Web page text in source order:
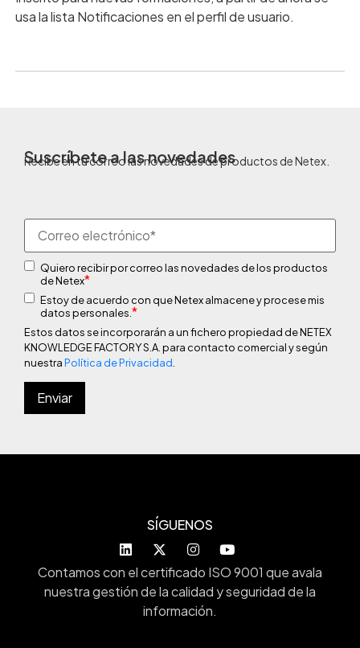
usa la lista Notificaciones en el perfil de usuario.
Suscríbete a las novedades
Recibe en tu correo las novedades de productos de Netex.
Quiero recibir por correo las novedades de los productos
de Netex*
Estoy de acuerdo con que Netex almacene y procese mis
datos personales. *
Estos datos se incorporarán a un fichero propiedad de NETEX
KNOWLEDGE FACTORY S.A. para contacto comercial y según
nuestraPolítica de Privacidad
SÍGUENOS
Contamos con el certificado ISO 9001 que avala
nuestra gestión de la calidad y seguridad de la
información.